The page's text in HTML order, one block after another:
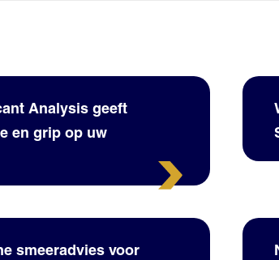
Analysis geeft
en grip op uw
smeeradvies voor